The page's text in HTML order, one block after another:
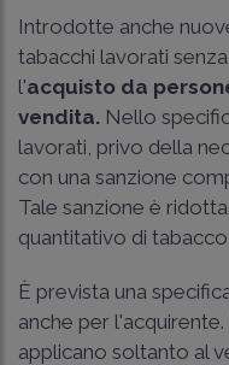
Introdotte anche
tabacchi lavorati
l'acquisto da
vendita. Nello
lavorati, privo della
con una sanzione
Tale sanzione è
quantitativo di
È prevista una
anche per
applicano soltanto al